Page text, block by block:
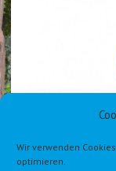
Wir verwenden
optimieren.